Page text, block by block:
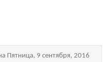
Пятница, 9 сентября, 2016